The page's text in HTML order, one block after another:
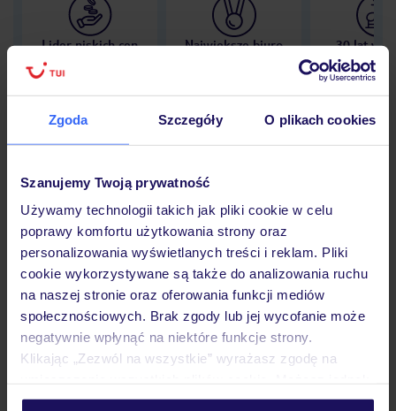
Zgoda Szczegóły O plikach cookies
Szanujemy Twoją prywatność
Używamy technologii takich jak pliki cookie w celu
poprawy komfortu użytkowania strony oraz
personalizowania wyświetlanych treści i reklam. Pliki
cookie wykorzystywane są także do analizowania ruchu
na naszej stronie oraz oferowania funkcji mediów
społecznościowych. Brak zgody lub jej wycofanie może
negatywnie wpłynąć na niektóre funkcje strony.
Klikając „Zezwól na wszystkie” wyrażasz zgodę na
personalizować swój wybór wchodząc w zakładkę
Lider niskich cen
Największe biuro
30 lat w
Hotel
Opinie
Pokoje
Wyżywienie